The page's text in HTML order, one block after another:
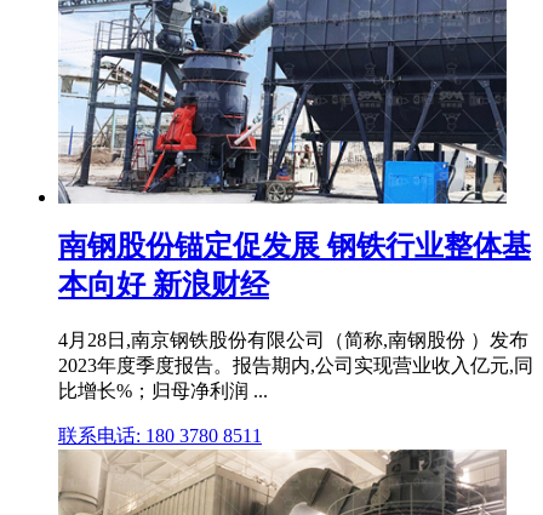
南钢股份锚定促发展 钢铁行业整体基
本向好 新浪财经
4月28日,南京钢铁股份有限公司（简称,南钢股份 ）发布
2023年度季度报告。报告期内,公司实现营业收入亿元,同
比增长%；归母净利润 ...
联系电话: 180 3780 8511